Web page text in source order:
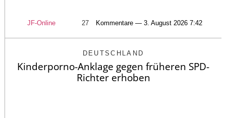
JF-Online 27 Kommentare — 3. August 2026 7:42
DEUTSCHLAND
Kinderporno-Anklage gegen früheren SPD-
Richter erhoben